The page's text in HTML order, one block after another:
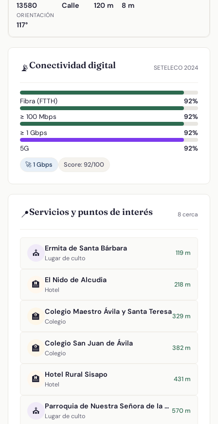
13580 Calle 120 m 8 m
ORIENTACIÓN
117°
📡Conectividad digital SETELECO 2024
Fibra (FTTH)
92%
≥ 100 Mbps
92%
≥ 1 Gbps
92%
5G
92%
🚀 1 Gbps
Score: 92/100
📍Servicios y puntos de interés 8 cerca
⛪ Ermita de Santa Bárbara
Lugar de culto
119 m
🏨 El Nido de Alcudia
Hotel
218 m
🏫 Colegio Maestro Ávila y Santa Teresa
Colegio
329 m
🏫 Colegio San Juan de Ávila
Colegio
382 m
🏨 Hotel Rural Sisapo
Hotel
431 m
⛪ Parroquia de Nuestra Señora de la Asunción
Lugar de culto
570 m